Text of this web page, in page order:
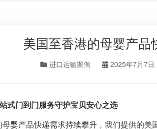
美国至香港的母婴产品
进口运输案例 2025年7月7日
式门到门服务守护宝贝安心之选
婴产品快递需求持续攀升，我们提供的美